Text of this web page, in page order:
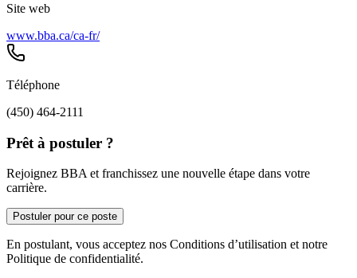
Site web
www.bba.ca/ca-fr/
Téléphone
(450) 464-2111
Prêt à postuler ?
Rejoignez BBA et franchissez une nouvelle étape dans votre
carrière.
Postuler pour ce poste
En postulant, vous acceptez nos Conditions d’utilisation et notre
Politique de confidentialité.